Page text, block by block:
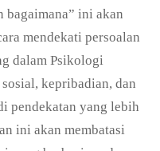
bagaimana” ini akan
mendekati persoalan
dalam Psikologi
kepribadian, dan
pendekatan yang lebih
ini akan membatasi